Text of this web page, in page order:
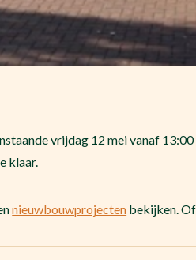
vrijdag 12 mei vanaf
klaar.
nieuwbouwprojecten bekijken.